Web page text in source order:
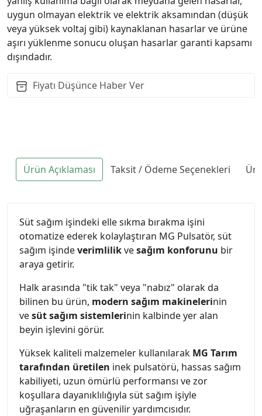
uygun olmayan elektrik ve elektrik aksamından (düşük
veya yüksek voltaj gibi) kaynaklanan hasarlar ve ürüne
aşırı yüklenme sonucu oluşan hasarlar garanti kapsamı
dışındadır.
Fiyatı Düşünce Haber Ver
Ürün Açıklaması Taksit / Ödeme Seçenekleri
Süt sağım işindeki elle sıkma bırakma işini
otomatize ederek kolaylaştıran MG Pulsatör, süt
sağım işindeverimlilikvesağım konforunu bir
araya getirir.
Halk arasında "tik tak" veya "nabız" olarak da
bilinen bu ürün, modern sağım makinelerinin
vesüt sağım sistemlerinin kalbinde yer alan
beyin işlevini görür.
Yüksek kaliteli malzemeler kullanılarak MG Tarım
tarafından üretilen inek pulsatörü, hassas sağım
kabiliyeti, uzun ömürlü performansı ve zor
koşullara dayanıklılığıyla süt sağım işiyle
uğraşanların en güvenilir yardımcısıdır.